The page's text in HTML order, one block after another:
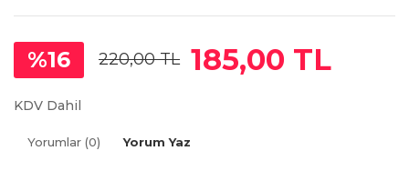
%16 220,00 TL 185,00 TL
KDV Dahil
Yorumlar (0) Yorum Yaz